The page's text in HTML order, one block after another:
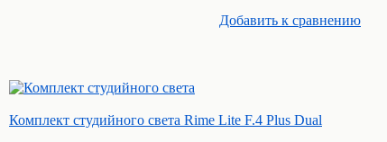
Добавить к cравнению
Комплект студийного света Rime Lite F.4 Plus Dual